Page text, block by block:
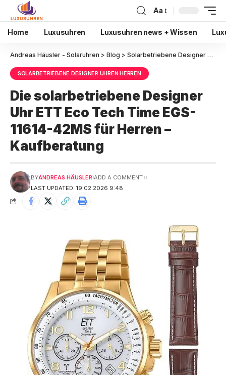
Aa
Home Luxusuhren Luxusuhren news + Wissen
Andreas Häusler - Solaruhren > Blog > Solarbetriebene Designer Uhren Herren
SOLARBETRIEBENE DESIGNER UHREN HERREN
Die solarbetriebene Designer
Uhr ETT Eco Tech Time EGS-
11614-42MS für Herren –
Kaufberatung
LAST UPDATED: 19.02.2026 9:48
BYANDREAS HÄUSLER ADD A COMMENT